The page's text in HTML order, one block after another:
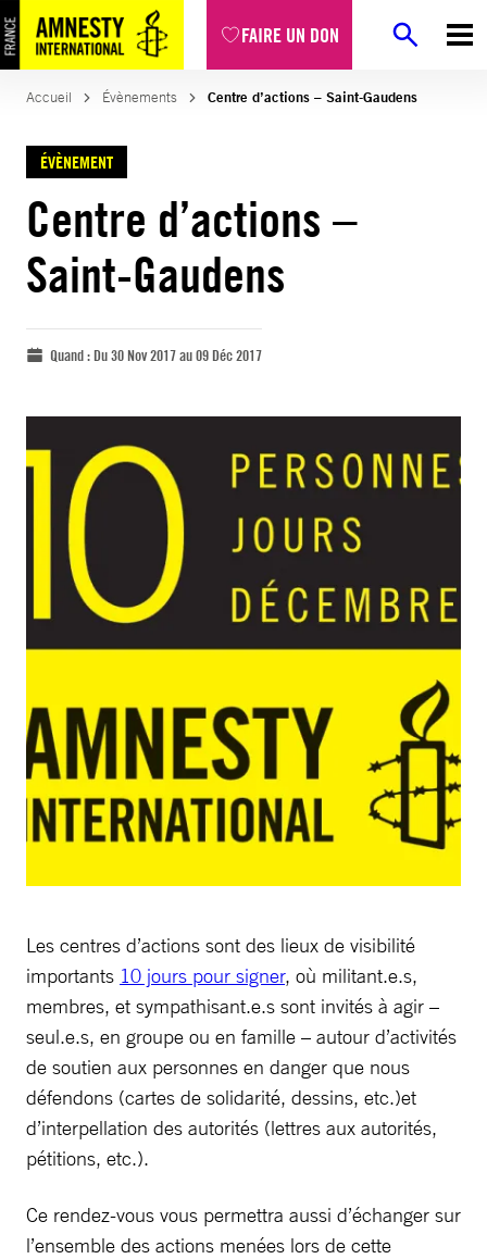
FAIRE UN DON
Accueil Évènements Centre d’actions – Saint-Gaudens
ÉVÈNEMENT
Centre d’actions –
Saint-Gaudens
Quand :Du 30 Nov 2017 au 09 Déc 2017
Les centres d’actions sont des lieux de visibilité
importants 10 jours pour signer, où militant.e.s,
membres, et sympathisant.e.s sont invités à agir –
seul.e.s, en groupe ou en famille – autour d’activités
de soutien aux personnes en danger que nous
défendons (cartes de solidarité, dessins, etc.)et
d’interpellation des autorités (lettres aux autorités,
pétitions, etc.).
Ce rendez-vous vous permettra aussi d’échanger sur
l’ensemble des actions menées lors de cette